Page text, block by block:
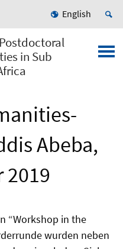
English
in Sub
Abeba,
2019
“Workshop in the
wurden neben